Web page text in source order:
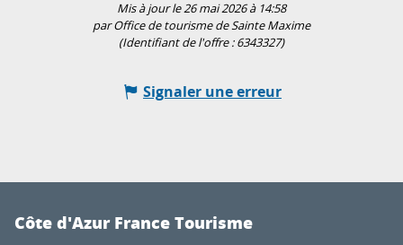
Mis à jour le 26 mai 2026 à 14:58
par Office de tourisme de Sainte Maxime
(Identifiant de l'offre :6343327)
Signaler une erreur
Côte d'Azur France Tourisme